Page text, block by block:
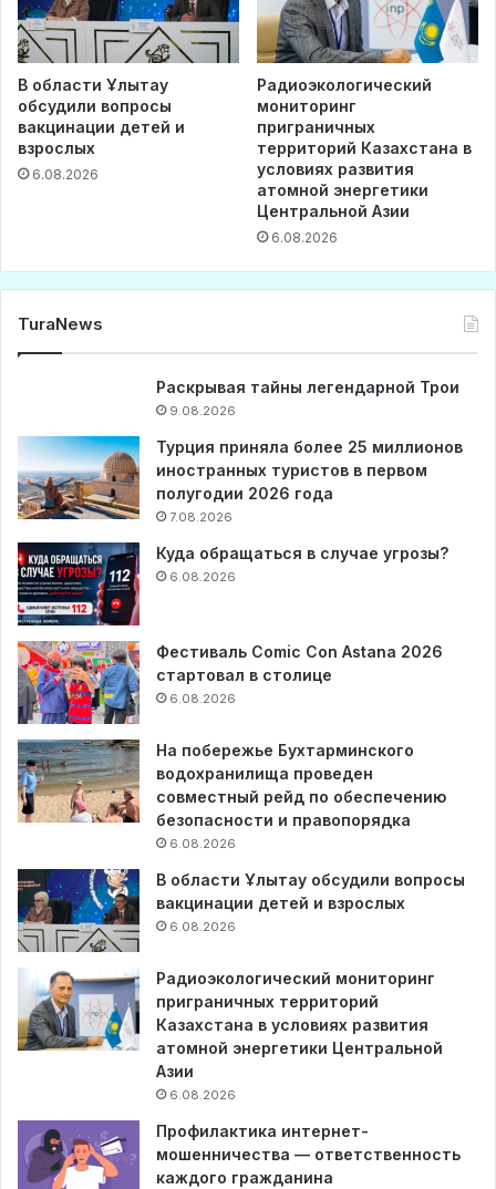
В области Ұлытау
обсудили вопросы
вакцинации детей и
взрослых
6.08.2026
Радиоэкологический
мониторинг
приграничных
территорий Казахстана в
условиях развития
атомной энергетики
Центральной Азии
6.08.2026
TuraNews
Раскрывая тайны легендарной Трои
9.08.2026
Турция приняла более 25 миллионов
иностранных туристов в первом
полугодии 2026 года
7.08.2026
Куда обращаться в случае угрозы?
6.08.2026
Фестиваль Comic Con Astana 2026
стартовал в столице
6.08.2026
На побережье Бухтарминского
водохранилища проведен
совместный рейд по обеспечению
безопасности и правопорядка
6.08.2026
В области Ұлытау обсудили вопросы
вакцинации детей и взрослых
6.08.2026
Радиоэкологический мониторинг
приграничных территорий
Казахстана в условиях развития
атомной энергетики Центральной
Азии
6.08.2026
Профилактика интернет-
мошенничества — ответственность
каждого гражданина